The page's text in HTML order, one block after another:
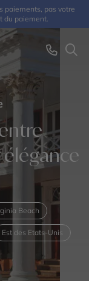
paiements, pas votre
du paiement.
Beach
Est des Etats-Unis